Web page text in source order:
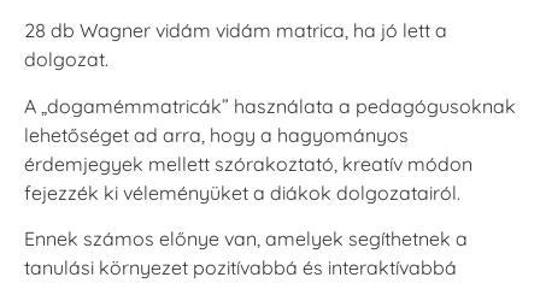
28 db Wagner vidám vidám matrica, ha jó lett a
dolgozat.
A „dogamémmatricák” használata a pedagógusoknak
lehetőséget ad arra, hogy a hagyományos
érdemjegyek mellett szórakoztató, kreatív módon
fejezzék ki véleményüket a diákok dolgozatairól.
Ennek számos előnye van, amelyek segíthetnek a
tanulási környezet pozitívabbá és interaktívabbá